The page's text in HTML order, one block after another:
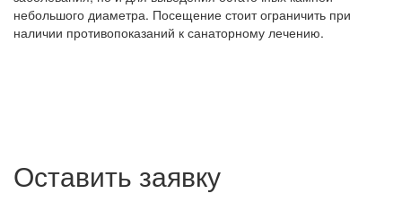
небольшого диаметра. Посещение стоит ограничить при
наличии противопоказаний к санаторному лечению.
Оставить заявку